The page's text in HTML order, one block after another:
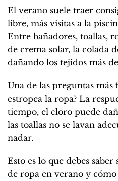
El verano suele traer
libre, más visitas a la
Entre bañadores, toallas,
de crema solar, la colada
dañando los tejidos más
Una de las preguntas más
estropea la ropa? La
tiempo, el cloro puede
las toallas no se lavan
nadar.
Esto es lo que debes
de ropa en verano y